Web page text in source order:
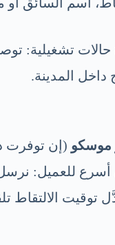
حالات تشغيلية:
داخل المدينة.
موسكو (إن توفرت
أسرع للعميل:
الالتقاط